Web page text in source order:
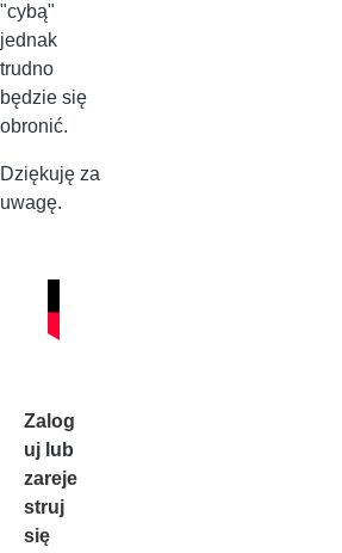
"cybą"
jednak
trudno
będzie się
obronić.
Dziękuję za
uwagę.
Zalog
uj lub
zareje
struj
się